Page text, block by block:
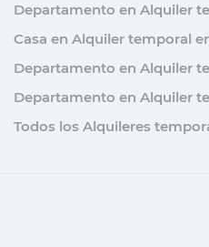
Departamento en Alquiler
Departamento en Alquiler
Departamento en Alquiler
Todos los Alquileres